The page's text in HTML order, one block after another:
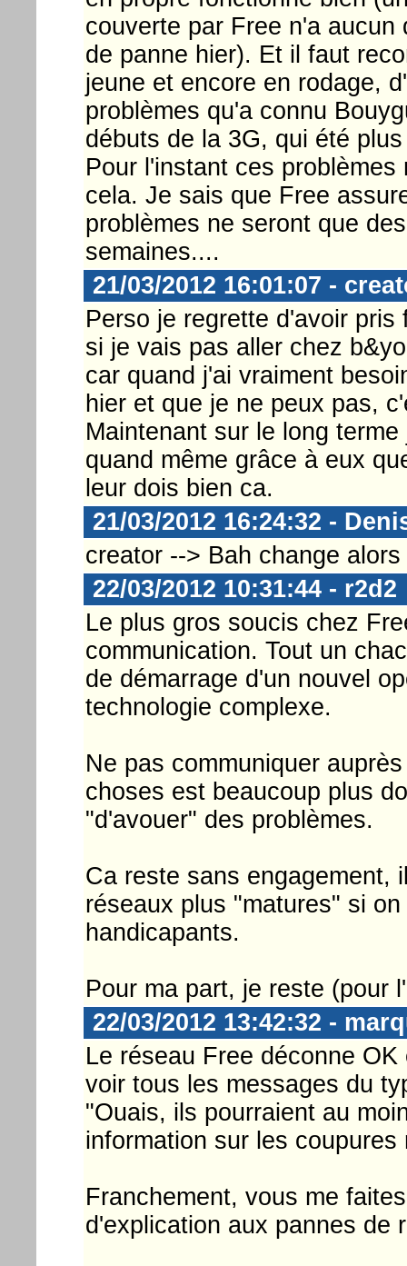
couverte par Free n'a
de panne hier). Et il faut
jeune et encore en rodage,
problèmes qu'a connu
débuts de la 3G, qui été
Pour l'instant ces
cela. Je sais que Free
problèmes ne seront que
semaines....
21/03/2012 16:01:07 -
Perso je regrette d'avoir
si je vais pas aller chez
car quand j'ai vraiment
hier et que je ne peux pas,
Maintenant sur le long
quand même grâce à eux
leur dois bien ca.
21/03/2012 16:24:32 -
creator --> Bah change alors
22/03/2012 10:31:44 - r2d2
Le plus gros soucis chez
communication. Tout un
de démarrage d'un nouvel
technologie complexe.
Ne pas communiquer
choses est beaucoup plus
"d'avouer" des problèmes.
Ca reste sans engagement,
réseaux plus "matures" si
handicapants.
Pour ma part, je reste (pour
22/03/2012 13:42:32 -
Le réseau Free déconne
voir tous les messages du
"Ouais, ils pourraient au
information sur les coupures
Franchement, vous me
d'explication aux pannes de